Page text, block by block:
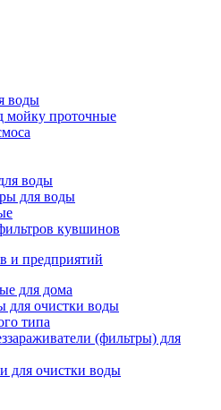
воды
мойку проточные
воды
для воды
кувшинов
и предприятий
для дома
для очистки воды
типа
(фильтры) для
для очистки воды